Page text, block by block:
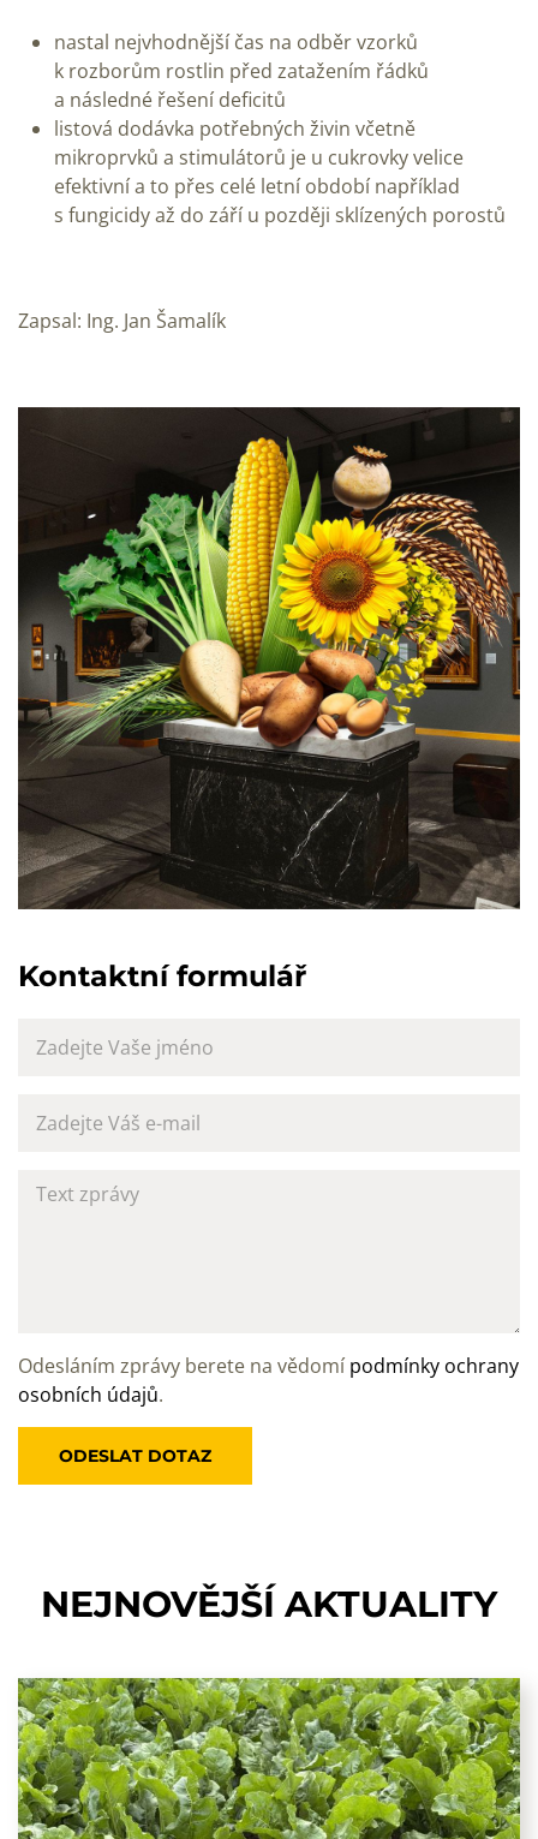
nastal nejvhodnější čas na odběr vzorků
k rozborům rostlin před zatažením řádků
a následné řešení deficitů
listová dodávka potřebných živin včetně
mikroprvků a stimulátorů je u cukrovky velice
efektivní a to přes celé letní období například
s fungicidy až do září u později sklízených porostů
Zapsal: Ing. Jan Šamalík
Kontaktní formulář
Odesláním zprávy berete na vědomí podmínky ochrany
osobních údajů.
NEJNOVĚJŠÍ AKTUALITY